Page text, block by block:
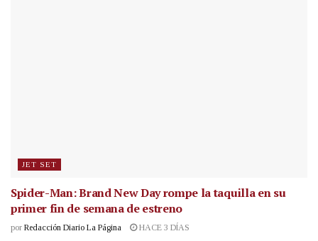
JET SET
Spider-Man: Brand New Day rompe la taquilla en su
primer fin de semana de estreno
por Redacción Diario La Página HACE 3 DÍAS